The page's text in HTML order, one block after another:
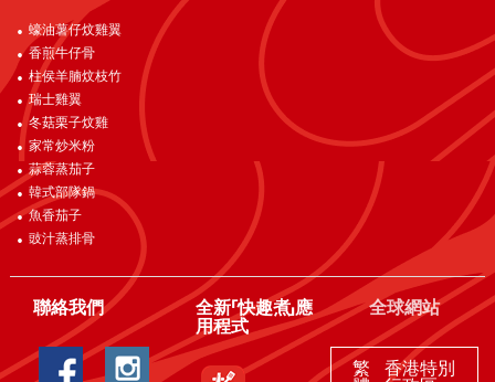
蠔油薯仔炆雞翼
香煎牛仔骨
柱侯羊腩炆枝竹
瑞士雞翼
冬菇栗子炆雞
家常炒米粉
蒜蓉蒸茄子
韓式部隊鍋
魚香茄子
豉汁蒸排骨
聯絡我們
全新「快趣煮」應
用程式
全球網站
繁
香港特別